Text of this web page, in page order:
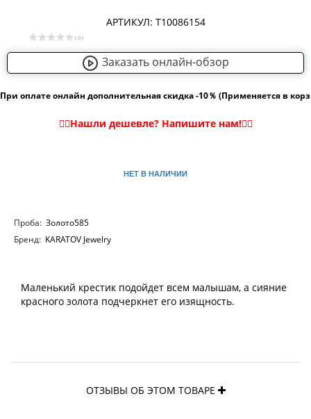
АРТИКУЛ: Т10086154
( 0 )
Заказать онлайн-обзор
При оплате онлайн дополнительная скидка -10％ (Применяется в
НЕТ В НАЛИЧИИ
Проба: Золото585
Бренд: KARATOV Jewelry
Маленький крестик подойдет всем малышам, а сияние
красного золота подчеркнет его изящность.
ОТЗЫВЫ ОБ ЭТОМ ТОВАРЕ